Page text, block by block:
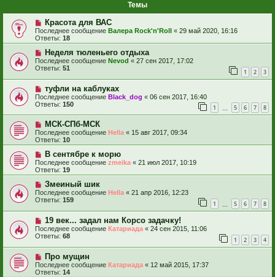
Темы
Красота для ВАС
Последнее сообщение Валера Rock'n'Roll « 29 май 2020, 16:16
Ответы: 18
Неделя тюленьего отдыха
Последнее сообщение Nevod « 27 сен 2017, 17:02
Ответы: 51 1 2 3
туфли на каблуках
Последнее сообщение Black_dog « 06 сен 2017, 16:40
Ответы: 150 1 5 6 7 8
МСК-СПб-МСК
Последнее сообщение Hella « 15 авг 2017, 09:34
Ответы: 10
В сентябре к морю
Последнее сообщение zmeika « 21 июл 2017, 10:19
Ответы: 19
Змеиный шик
Последнее сообщение Hella « 21 апр 2016, 12:23
Ответы: 159 1 5 6 7 8
19 век... задал нам Корсо задачку!
Последнее сообщение Катариада « 24 сен 2015, 11:06
Ответы: 68 1 2 3 4
Про мущин
Последнее сообщение Катариада « 12 май 2015, 17:37
Ответы: 14